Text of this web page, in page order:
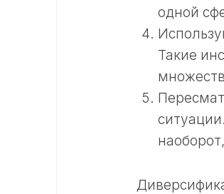
одной
Такие